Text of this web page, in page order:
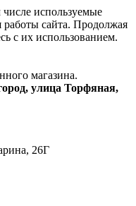
используемые
сайта. Продолжая
с их использованием.
магазина.
улица Торфяная,
26Г